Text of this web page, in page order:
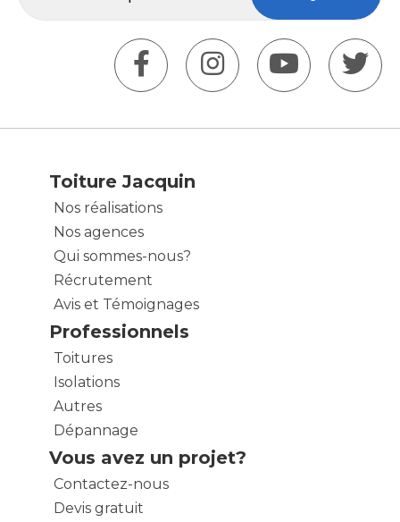
Toiture Jacquin
Nos réalisations
Nos agences
Qui sommes-nous?
Récrutement
Avis et Témoignages
Professionnels
Toitures
Isolations
Autres
Dépannage
Vous avez un projet?
Contactez-nous
Devis gratuit